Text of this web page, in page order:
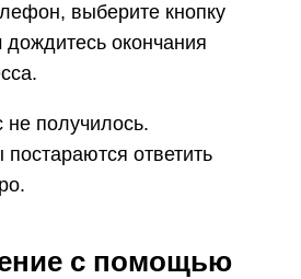
выберите кнопку
дождитесь окончания
получилось.
ответить
с помощью